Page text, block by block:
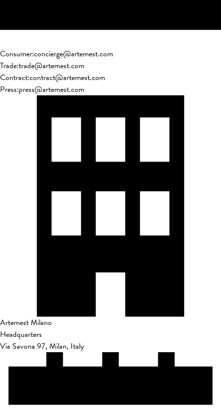
Consumer:concierge@artemest.com
Trade:trade@artemest.com
Contract:contract@artemest.com
Press:press@artemest.com
Artemest Milano
Headquarters
Via Savona 97, Milan, Italy